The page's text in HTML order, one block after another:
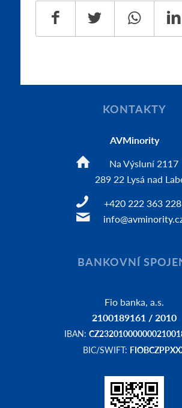
KONTAKTY
AVMinority
Na Výsluní 2117
289 22 Lysá nad
+420 222 363 228
BANKOVNÍ
Fio banka, a.s.
2100189161 / 2010
IBAN:
BIC/SWIFT: